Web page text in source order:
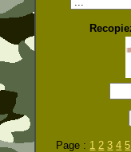
Page : 1 2 3 4 5